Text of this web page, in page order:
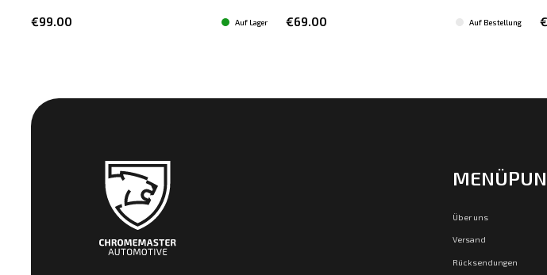
€99.00 Auf Lager €69.00 Auf Bestellung
Über uns
Versand
Rücksendungen